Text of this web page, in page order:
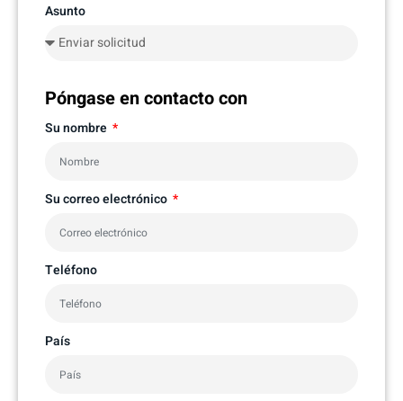
Asunto
Póngase en contacto con
Su nombre
Su correo electrónico
Teléfono
País